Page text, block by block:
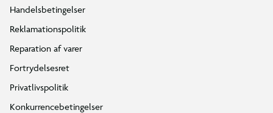
Handelsbetingelser
Reklamationspolitik
Reparation af varer
Fortrydelsesret
Privatlivspolitik
Konkurrencebetingelser